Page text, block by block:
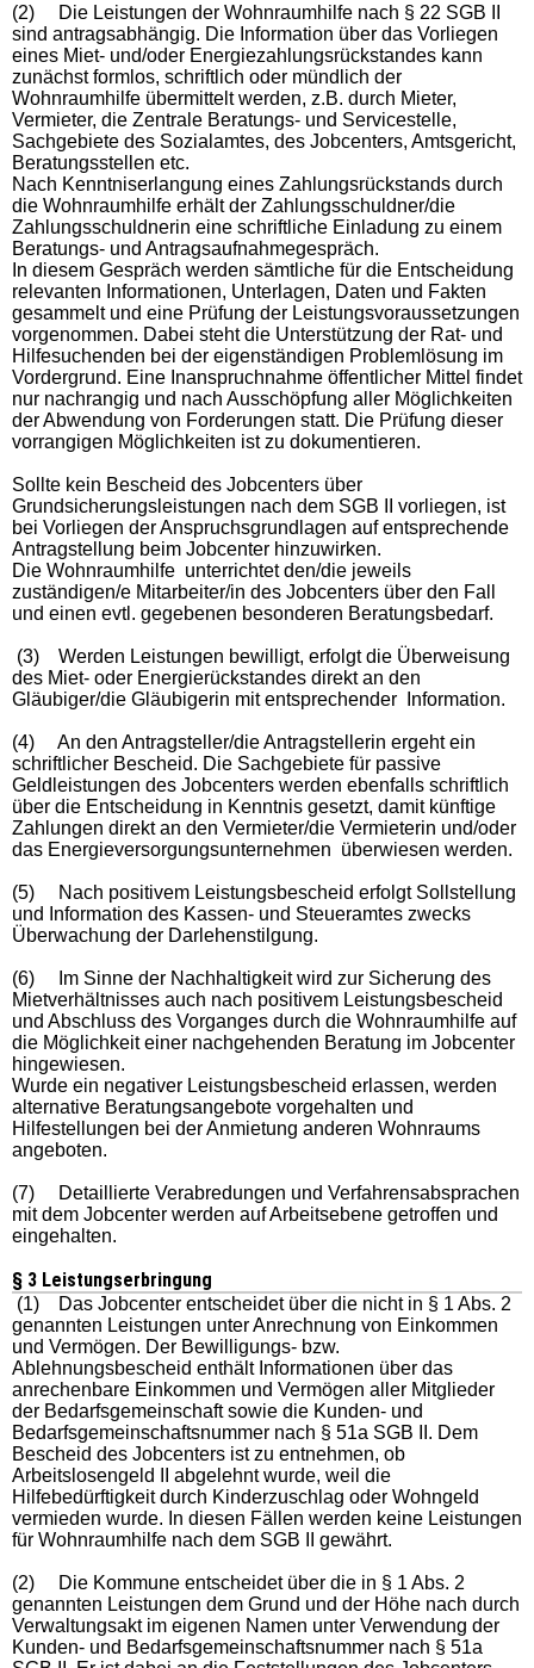
(2) Die Leistungen der Wohnraumhilfe nach § 22 SGB II
sind antragsabhängig. Die Information über das Vorliegen
eines Miet- und/oder Energiezahlungsrückstandes kann
zunächst formlos, schriftlich oder mündlich der
Wohnraumhilfe übermittelt werden, z.B. durch Mieter,
Vermieter, die Zentrale Beratungs- und Servicestelle,
Sachgebiete des Sozialamtes, des Jobcenters, Amtsgericht,
Beratungsstellen etc.
Nach Kenntniserlangung eines Zahlungsrückstands durch
die Wohnraumhilfe erhält der Zahlungsschuldner/die
Zahlungsschuldnerin eine schriftliche Einladung zu einem
Beratungs- und Antragsaufnahmegespräch.
In diesem Gespräch werden sämtliche für die Entscheidung
relevanten Informationen, Unterlagen, Daten und Fakten
gesammelt und eine Prüfung der Leistungsvoraussetzungen
vorgenommen. Dabei steht die Unterstützung der Rat- und
Hilfesuchenden bei der eigenständigen Problemlösung im
Vordergrund. Eine Inanspruchnahme öffentlicher Mittel findet
nur nachrangig und nach Ausschöpfung aller Möglichkeiten
der Abwendung von Forderungen statt. Die Prüfung dieser
vorrangigen Möglichkeiten ist zu dokumentieren.
Sollte kein Bescheid des Jobcenters über
Grundsicherungsleistungen nach dem SGB II vorliegen, ist
bei Vorliegen der Anspruchsgrundlagen auf entsprechende
Antragstellung beim Jobcenter hinzuwirken.
Die Wohnraumhilfe unterrichtet den/die jeweils
zuständigen/e Mitarbeiter/in des Jobcenters über den Fall
und einen evtl. gegebenen besonderen Beratungsbedarf.
(3) Werden Leistungen bewilligt, erfolgt die Überweisung
des Miet- oder Energierückstandes direkt an den
Gläubiger/die Gläubigerin mit entsprechender Information.
(4) An den Antragsteller/die Antragstellerin ergeht ein
schriftlicher Bescheid. Die Sachgebiete für passive
Geldleistungen des Jobcenters werden ebenfalls schriftlich
über die Entscheidung in Kenntnis gesetzt, damit künftige
Zahlungen direkt an den Vermieter/die Vermieterin und/oder
das Energieversorgungsunternehmen überwiesen werden.
(5) Nach positivem Leistungsbescheid erfolgt Sollstellung
und Information des Kassen- und Steueramtes zwecks
Überwachung der Darlehenstilgung.
(6) Im Sinne der Nachhaltigkeit wird zur Sicherung des
Mietverhältnisses auch nach positivem Leistungsbescheid
und Abschluss des Vorganges durch die Wohnraumhilfe auf
die Möglichkeit einer nachgehenden Beratung im Jobcenter
hingewiesen.
Wurde ein negativer Leistungsbescheid erlassen, werden
alternative Beratungsangebote vorgehalten und
Hilfestellungen bei der Anmietung anderen Wohnraums
angeboten.
(7) Detaillierte Verabredungen und Verfahrensabsprachen
mit dem Jobcenter werden auf Arbeitsebene getroffen und
eingehalten.
§ 3 Leistungserbringung
(1) Das Jobcenter entscheidet über die nicht in § 1 Abs. 2
genannten Leistungen unter Anrechnung von Einkommen
und Vermögen. Der Bewilligungs- bzw.
Ablehnungsbescheid enthält Informationen über das
anrechenbare Einkommen und Vermögen aller Mitglieder
der Bedarfsgemeinschaft sowie die Kunden- und
Bedarfsgemeinschaftsnummer nach § 51a SGB II. Dem
Bescheid des Jobcenters ist zu entnehmen, ob
Arbeitslosengeld II abgelehnt wurde, weil die
Hilfebedürftigkeit durch Kinderzuschlag oder Wohngeld
vermieden wurde. In diesen Fällen werden keine Leistungen
für Wohnraumhilfe nach dem SGB II gewährt.
(2) Die Kommune entscheidet über die in § 1 Abs. 2
genannten Leistungen dem Grund und der Höhe nach durch
Verwaltungsakt im eigenen Namen unter Verwendung der
Kunden- und Bedarfsgemeinschaftsnummer nach § 51a